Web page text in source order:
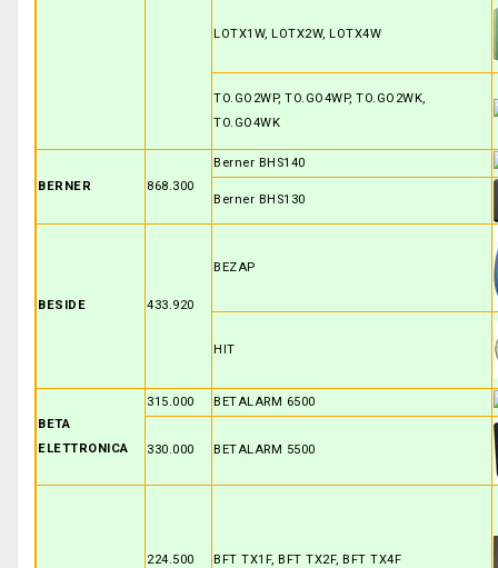
LOTX1W, LOTX2W, LOTX4W
TO.GO2WP, TO.GO4WP, TO.GO2WK,
TO.GO4WK
BERNER 868.300
Berner BHS140
Berner BHS130
BESIDE 433.920
BEZAP
HIT
BETA
ELETTRONICA
315.000 BETALARM 6500
330.000 BETALARM 5500
224.500 BFT TX1F, BFT TX2F, BFT TX4F